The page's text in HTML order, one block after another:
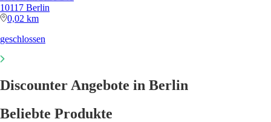
10117 Berlin
0,02 km
geschlossen
Discounter Angebote in Berlin
Beliebte Produkte